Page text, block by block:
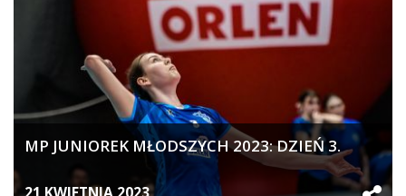
MP JUNIOREK MŁODSZYCH 2023: DZIEŃ 3.